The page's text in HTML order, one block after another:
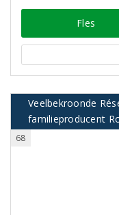
Fles
Veelbekroonde
familieproducent
68